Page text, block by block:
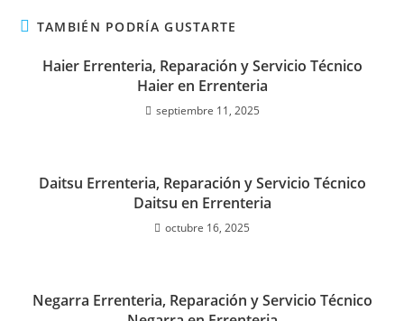
TAMBIÉN PODRÍA GUSTARTE
Haier Errenteria, Reparación y Servicio Técnico
Haier en Errenteria
septiembre 11, 2025
Daitsu Errenteria, Reparación y Servicio Técnico
Daitsu en Errenteria
octubre 16, 2025
Negarra Errenteria, Reparación y Servicio Técnico